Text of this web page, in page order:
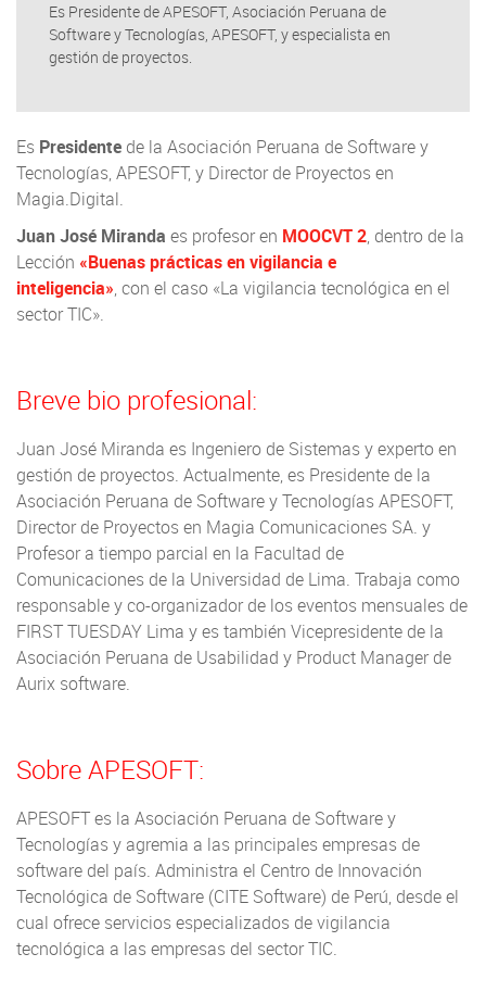
Es Presidente de APESOFT, Asociación Peruana de
Software y Tecnologías, APESOFT, y especialista en
gestión de proyectos.
Es Presidente de la Asociación Peruana de Software y
Tecnologías, APESOFT, y Director de Proyectos en
Magia.Digital.
Juan José Miranda es profesor en MOOCVT 2, dentro de la
Lección «Buenas prácticas en vigilancia e
inteligencia», con el caso «La vigilancia tecnológica en el
sector TIC».
Breve bio profesional:
Juan José Miranda es Ingeniero de Sistemas y experto en
gestión de proyectos. Actualmente, es Presidente de la
Asociación Peruana de Software y Tecnologías APESOFT,
Director de Proyectos en Magia Comunicaciones SA. y
Profesor a tiempo parcial en la Facultad de
Comunicaciones de la Universidad de Lima. Trabaja como
responsable y co-organizador de los eventos mensuales de
FIRST TUESDAY Lima y es también Vicepresidente de la
Asociación Peruana de Usabilidad y Product Manager de
Aurix software.
Sobre APESOFT:
APESOFT es la Asociación Peruana de Software y
Tecnologías y agremia a las principales empresas de
software del país. Administra el Centro de Innovación
Tecnológica de Software (CITE Software) de Perú, desde el
cual ofrece servicios especializados de vigilancia
tecnológica a las empresas del sector TIC.